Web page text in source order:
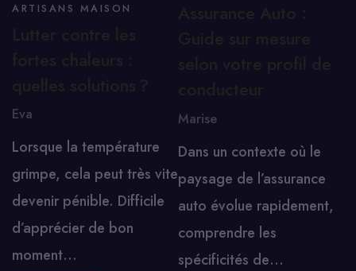
ARTISANS MAISON
Eva
Lorsque la température
grimpe, cela peut très vite
devenir pénible. Difficile
d’apprécier de bon
moment…
Marise
Dans un contexte où le
paysage de l’assurance
auto évolue rapidement,
comprendre les
spécificités de…